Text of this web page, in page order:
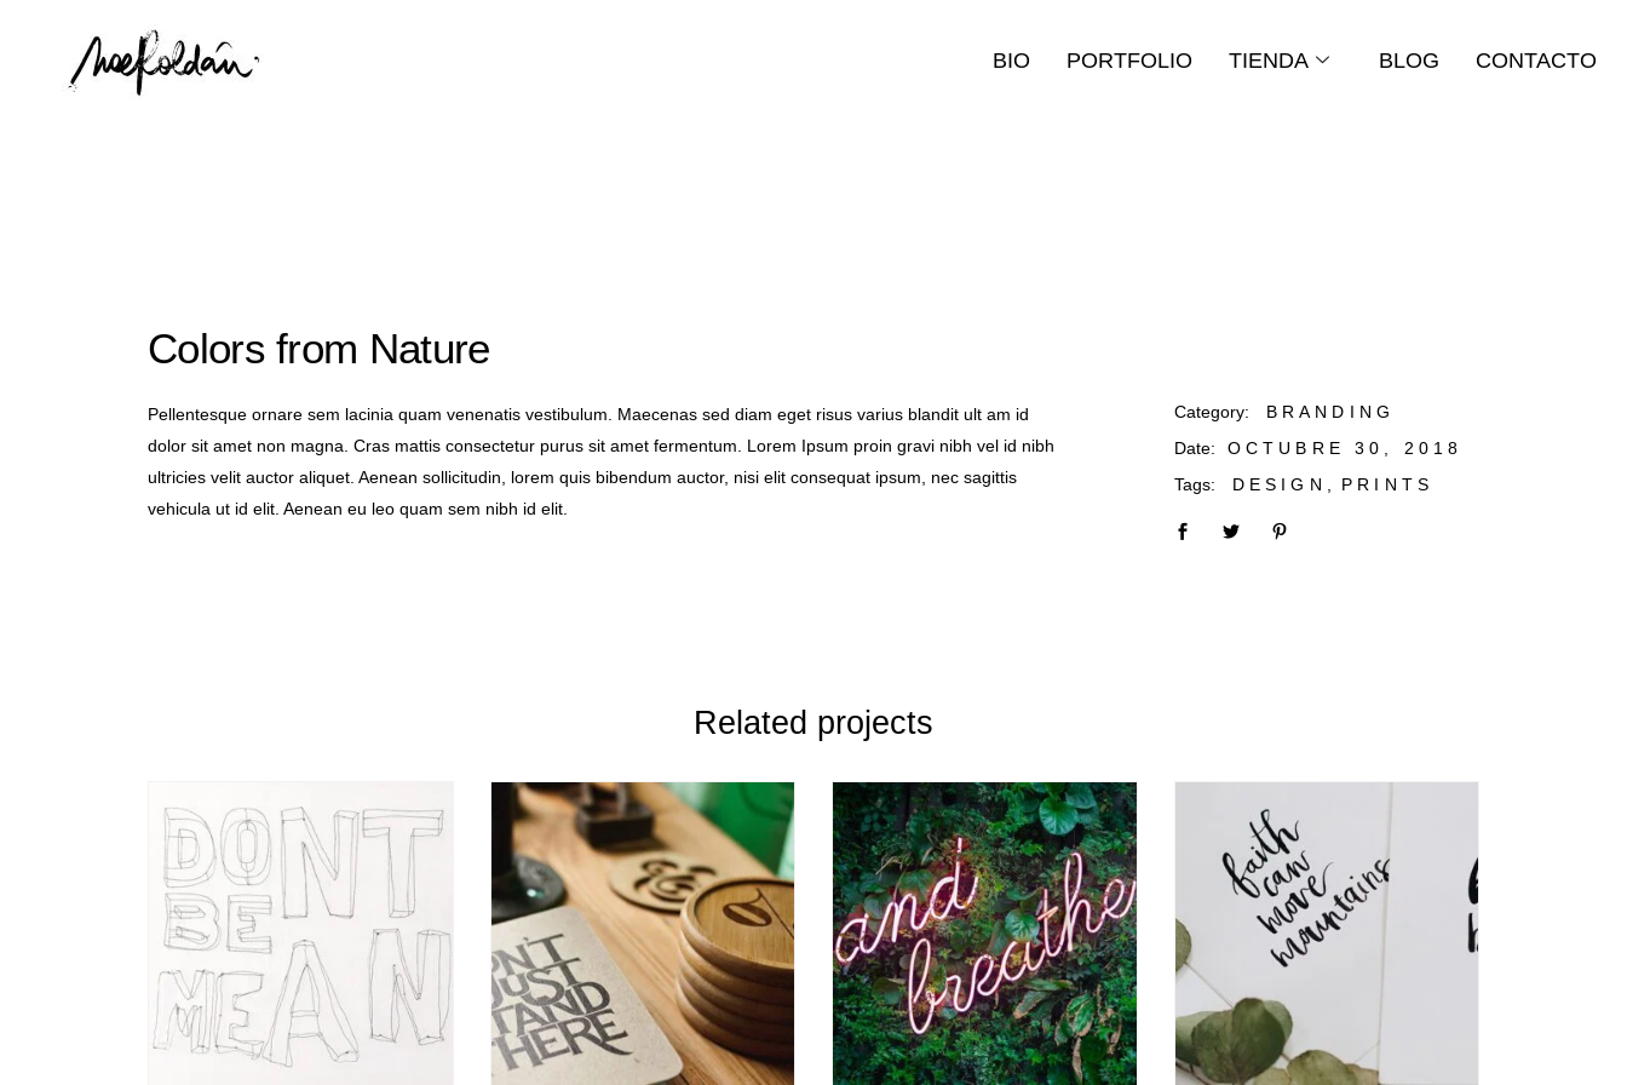
BIO PORTFOLIO TIENDA BLOG CONTACTO
Colors from Nature
Pellentesque ornare sem lacinia quam venenatis vestibulum. Maecenas sed diam eget risus varius blandit ult am id
dolor sit amet non magna. Cras mattis consectetur purus sit amet fermentum. Lorem Ipsum proin gravi nibh vel id nibh
ultricies velit auctor aliquet. Aenean sollicitudin, lorem quis bibendum auctor, nisi elit consequat ipsum, nec sagittis
vehicula ut id elit. Aenean eu leo quam sem nibh id elit.
Category:
BRANDING
Date:
OCTUBRE 30, 2018
Tags:
DESIGN PRINTS
Related projects